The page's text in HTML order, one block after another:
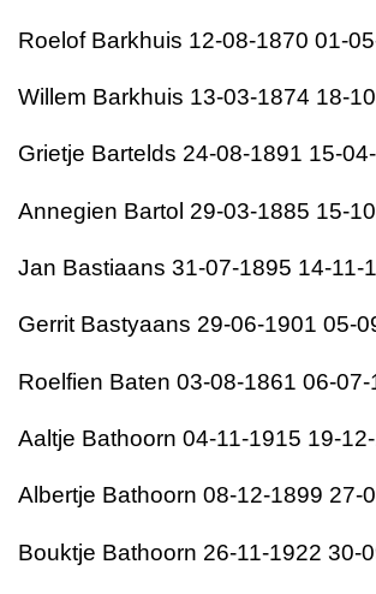
Roelof Barkhuis 12-08-1870 01-
Willem Barkhuis 13-03-1874 18-
Grietje Bartelds 24-08-1891 15-
Annegien Bartol 29-03-1885 15-
Jan Bastiaans 31-07-1895 14-11-
Gerrit Bastyaans 29-06-1901 05-
Roelfien Baten 03-08-1861 06-07-
Aaltje Bathoorn 04-11-1915 19-
Albertje Bathoorn 08-12-1899 27-
Bouktje Bathoorn 26-11-1922 30-